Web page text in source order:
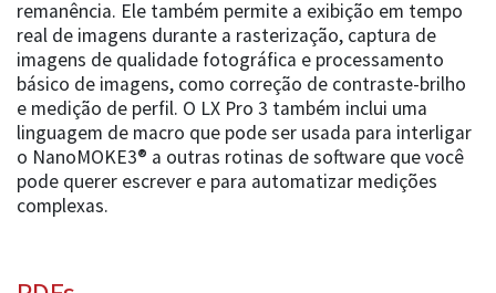
remanência. Ele também permite a exibição em tempo
real de imagens durante a rasterização, captura de
imagens de qualidade fotográfica e processamento
básico de imagens, como correção de contraste-brilho
e medição de perfil. O LX Pro 3 também inclui uma
linguagem de macro que pode ser usada para interligar
o NanoMOKE3® a outras rotinas de software que você
pode querer escrever e para automatizar medições
complexas.